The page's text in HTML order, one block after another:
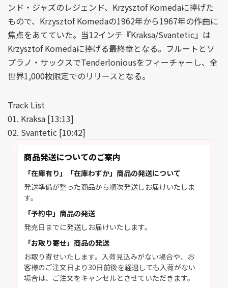
ンド・ジャズのレジェンド、Krzysztof Komedaに捧げた
もので、Krzysztof Komedaの1962年から1967年の作曲に
焦点をあてていた。当12インチ『Kraksa/Svantetic』は
Krzysztof Komedaに捧げる最終章となる。フルートとソ
プラノ・サックスでTenderloniousをフィーチャーし、全
世界1,000枚限定でのリリースとなる。
Track List
01. Kraksa [13:13]
02. Svantetic [10:42]
商品発送についてのご案内
「在庫有り」「在庫わずか」商品の発送について
発送準備が整った商品から順次発送しお届けいたしま
す。
「予約中」商品の発送
発売日までに発送しお届けいたします。
「お取り寄せ」商品の発送
お取り寄せいたします。入荷見込みがない場合や、お
客様のご注文日より30日前後を経過しても入荷がない
場合は、ご注文をキャンセルとさせていただきます。